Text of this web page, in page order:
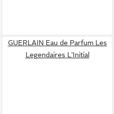
GUERLAIN Eau de Parfum Les
Legendaires L'Initial